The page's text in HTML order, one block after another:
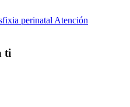
perinatal Atención
ti